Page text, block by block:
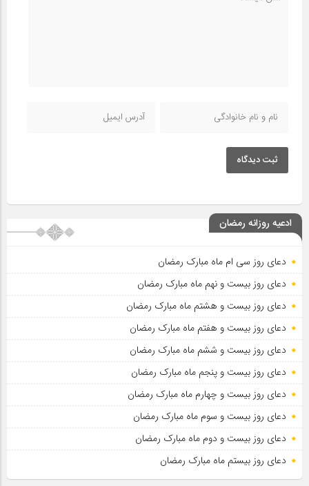
ثبت دیدگاه
ادعیه روزانه رمضان
دعای روز سی ام ماه مبارک رمضان
دعای روز بیست و نهم ماه مبارک رمضان
دعای روز بیست و هشتم ماه مبارک رمضان
دعای روز بیست و هفتم ماه مبارک رمضان
دعای روز بیست و ششم ماه مبارک رمضان
دعای روز بیست و پنجم ماه مبارک رمضان
دعای روز بیست و چهارم ماه مبارک رمضان
دعای روز بیست و سوم ماه مبارک رمضان
دعای روز بیست و دوم ماه مبارک رمضان
دعای روز بیستم ماه مبارک رمضان